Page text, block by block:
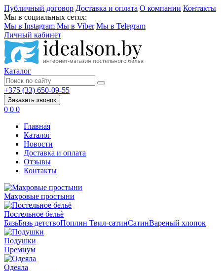
Публичный договор Доставка и оплата О компании Контакты
Мы в социальных сетях:
Мы в Instagram Мы в Viber Мы в Telegram
Личный кабинет
Каталог
+375 (33) 650-09-55
Заказать звонок
0 0 0
Главная
Каталог
Новости
Доставка и оплата
Отзывы
Контакты
Махровые простыни
Постельное бельё
БязьБязь детствоПоплин Твил-сатинСатинВареный хлопок
Подушки
Премиум
Одеяла